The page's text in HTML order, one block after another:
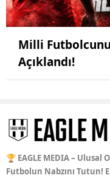
Milli
Açıklandı!
🏆 EAGLE MEDIA –
Futbolun Nabzını Tutun!